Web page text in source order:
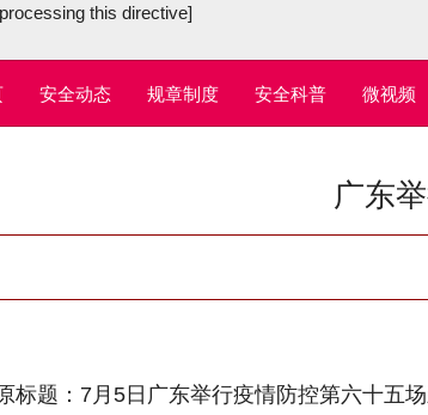
this directive]
安全动态 规章制度 安全科普 微视频
广东
题：7月5日广东举行疫情防控第六十五场